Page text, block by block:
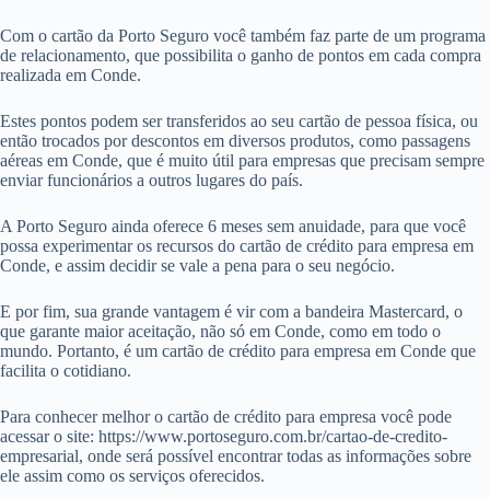
Com o cartão da Porto Seguro você também faz parte de um programa
de relacionamento, que possibilita o ganho de pontos em cada compra
realizada em Conde.
Estes pontos podem ser transferidos ao seu cartão de pessoa física, ou
então trocados por descontos em diversos produtos, como passagens
aéreas em Conde, que é muito útil para empresas que precisam sempre
enviar funcionários a outros lugares do país.
A Porto Seguro ainda oferece 6 meses sem anuidade, para que você
possa experimentar os recursos do cartão de crédito para empresa em
Conde, e assim decidir se vale a pena para o seu negócio.
E por fim, sua grande vantagem é vir com a bandeira Mastercard, o
que garante maior aceitação, não só em Conde, como em todo o
mundo. Portanto, é um cartão de crédito para empresa em Conde que
facilita o cotidiano.
Para conhecer melhor o cartão de crédito para empresa você pode
acessar o site: https://www.portoseguro.com.br/cartao-de-credito-
empresarial, onde será possível encontrar todas as informações sobre
ele assim como os serviços oferecidos.